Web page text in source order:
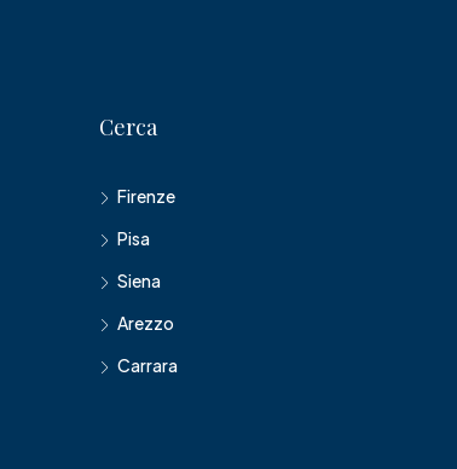
Cerca
Firenze
Pisa
Siena
Arezzo
Carrara